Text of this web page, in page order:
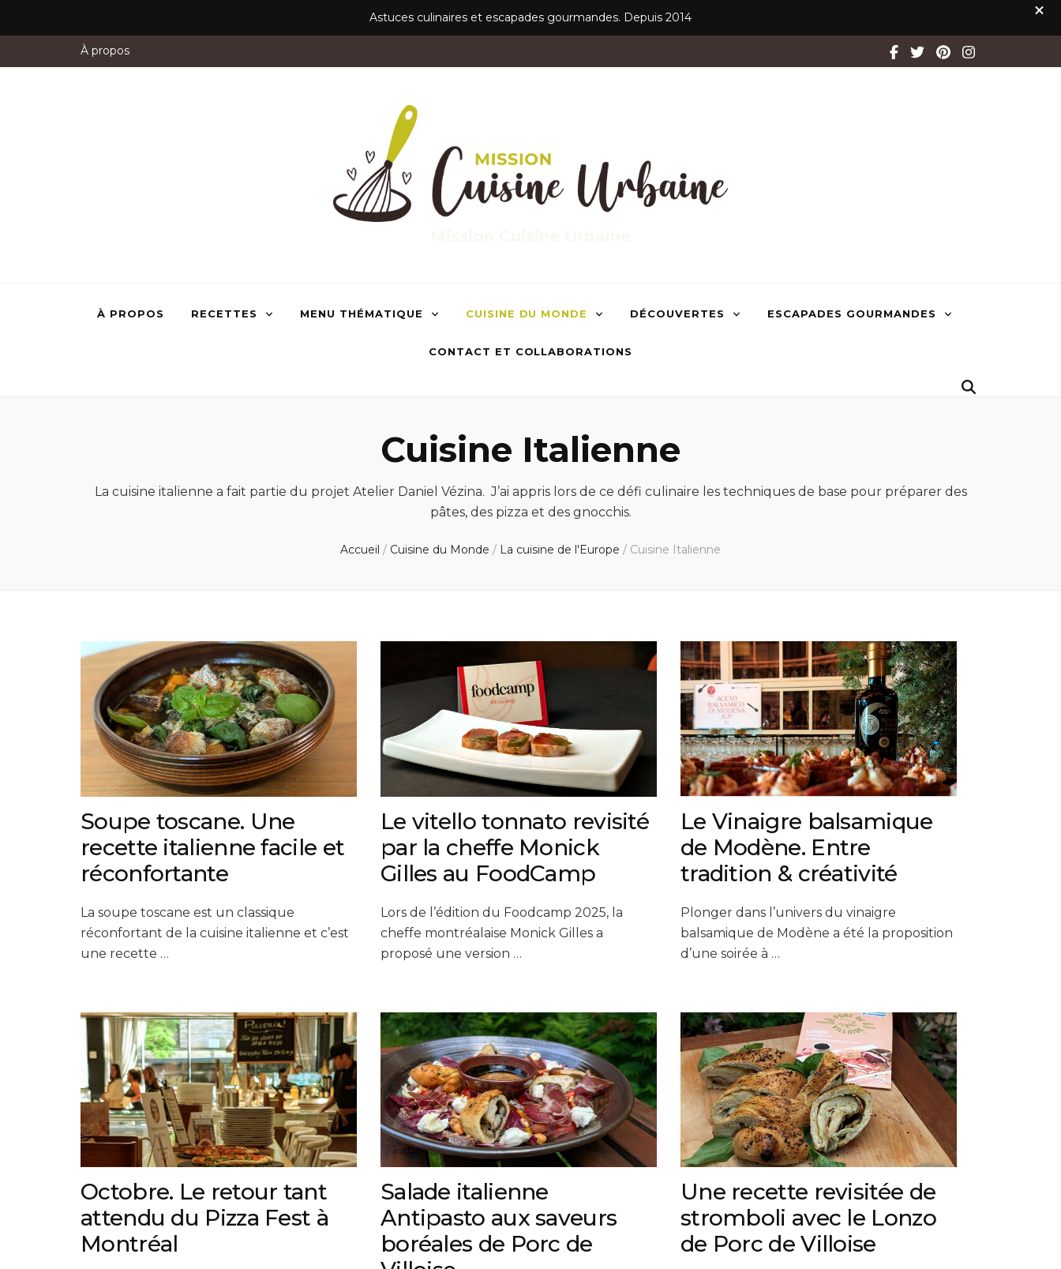
Astuces culinaires et escapades gourmandes. Depuis 2014
À propos
À PROPOS RECETTES MENU THÉMATIQUE CUISINE DU MONDE DÉCOUVERTES ESCAPADES GOURMANDES
CONTACT ET COLLABORATIONS
Cuisine Italienne
La cuisine italienne a fait partie du projet Atelier Daniel Vézina. J’ai appris lors de ce défi culinaire les techniques de base pour préparer des
pâtes, des pizza et des gnocchis.
Accueil / Cuisine du Monde / La cuisine de l'Europe / Cuisine Italienne
Soupe toscane. Une
recette italienne facile et
réconfortante
La soupe toscane est un classique
réconfortant de la cuisine italienne et c’est
une recette …
Le vitello tonnato revisité
par la cheffe Monick
Gilles au FoodCamp
Lors de l’édition du Foodcamp 2025, la
cheffe montréalaise Monick Gilles a
proposé une version …
Le Vinaigre balsamique
de Modène. Entre
tradition & créativité
Plonger dans l’univers du vinaigre
balsamique de Modène a été la proposition
d’une soirée à …
Octobre. Le retour tant
attendu du Pizza Fest à
Montréal
Salade italienne
Antipasto aux saveurs
boréales de Porc de
Une recette revisitée de
stromboli avec le Lonzo
de Porc de Villoise